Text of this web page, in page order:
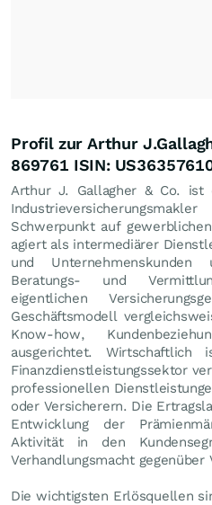
Profil zur Arthur
869761 ISIN:
Arthur J. Gallagher & Co.
Schwerpunkt auf
agiert als intermediärer
und
Beratungs- und
eigentlichen
Geschäftsmodell
Know-how,
ausgerichtet.
Finanzdienstleistungssektor
professionellen
oder Versicherern. Die
Entwicklung der
Aktivität in den
Verhandlungsmacht gegenüber
Die wichtigsten Erlösquellen